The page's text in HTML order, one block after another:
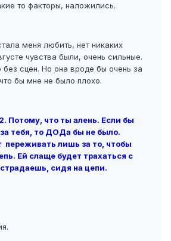
то факторы, наложились.
меня любить, нет никаких
чувства были, очень сильные.
без сцен. Но она вроде бы очень за
бы мне не было плохо.
Потому, что ты алень. Если бы
тебя, то ДОДа бы не было.
переживать лишь за то, чтобы
Ей слаще будет трахаться с
сидя на цепи.